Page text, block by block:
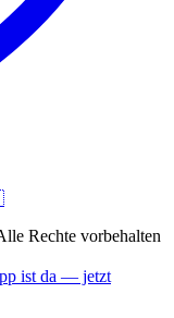
Rechte vorbehalten
ist da — jetzt